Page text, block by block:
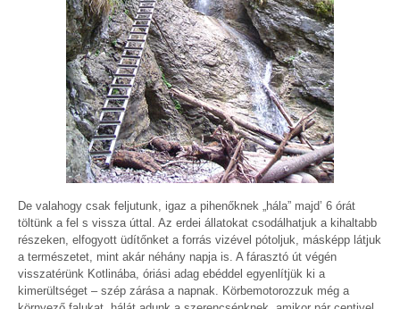
De valahogy csak feljutunk, igaz a pihenőknek „hála” majd’ 6 órát
töltünk a fel s vissza úttal. Az erdei állatokat csodálhatjuk a kihaltabb
részeken, elfogyott üdítőnket a forrás vizével pótoljuk, másképp látjuk
a természetet, mint akár néhány napja is. A fárasztó út végén
visszatérünk Kotlinába, óriási adag ebéddel egyenlítjük ki a
kimerültséget – szép zárása a napnak. Körbemotorozzuk még a